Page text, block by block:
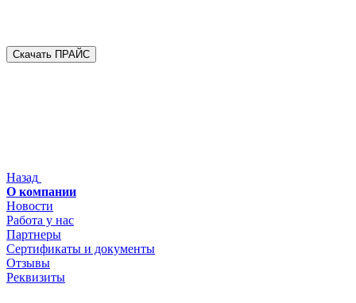
Скачать ПРАЙС
Назад
О компании
Новости
Работа у нас
Партнеры
Сертификаты и документы
Отзывы
Реквизиты